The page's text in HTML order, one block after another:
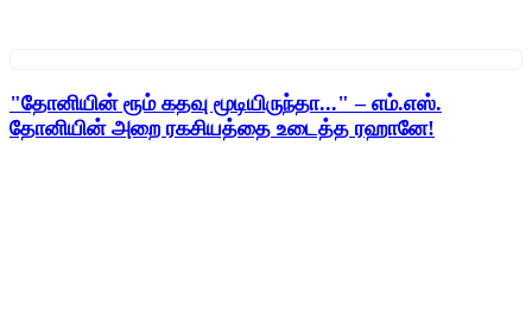
"தோனியின் ரூம் கதவு மூடியிருந்தா..." – எம்.எஸ்.
தோனியின் அறை ரகசியத்தை உடைத்த ரஹானே!